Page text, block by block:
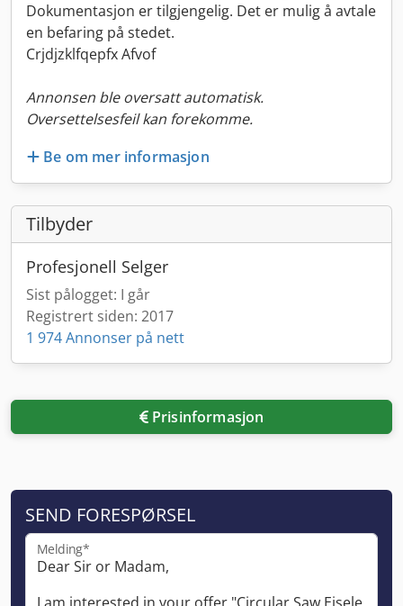
Dokumentasjon er tilgjengelig. Det er mulig å avtale
en befaring på stedet.
Crjdjzklfqepfx Afvof
Annonsen ble oversatt automatisk.
Oversettelsesfeil kan forekomme.
Be om mer informasjon
Tilbyder
Profesjonell Selger
Sist pålogget: I går
Registrert siden: 2017
1 974 Annonser på nett
Prisinformasjon
SEND FORESPØRSEL
Melding*